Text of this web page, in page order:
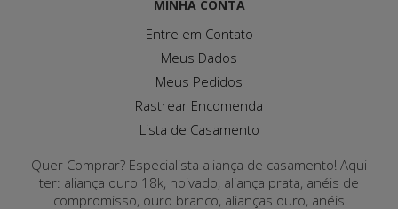
MINHA CONTA
Entre em Contato
Meus Dados
Meus Pedidos
Rastrear Encomenda
Lista de Casamento
Quer Comprar? Especialista aliança de casamento! Aqui
ter: aliança ouro 18k, noivado, aliança prata, anéis de
compromisso, ouro branco, alianças ouro, anéis